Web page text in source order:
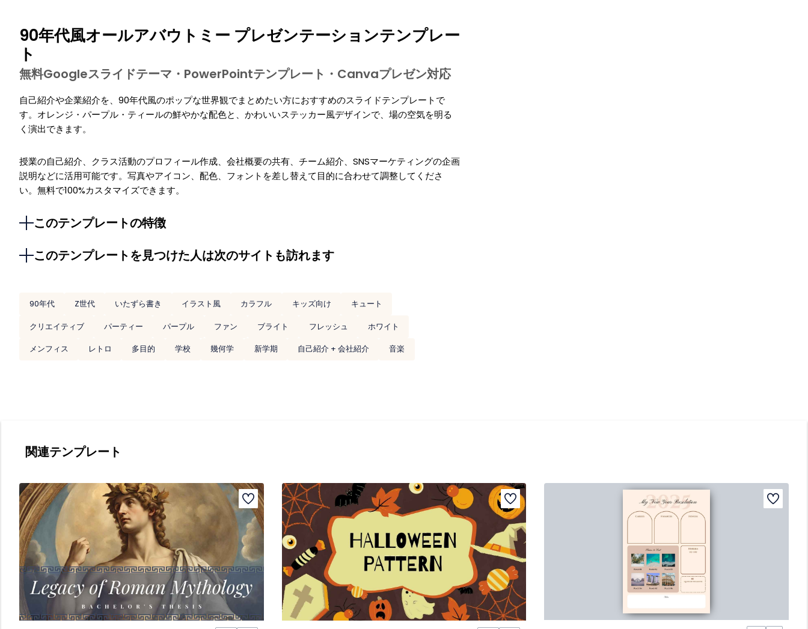
90年代風オールアバウトミー プレゼンテーションテンプレー
ト
無料Googleスライドテーマ・PowerPointテンプレート・Canvaプレゼン対応
自己紹介や企業紹介を、90年代風のポップな世界観でまとめたい方におすすめのスライドテンプレートで
す。オレンジ・パープル・ティールの鮮やかな配色と、かわいいステッカー風デザインで、場の空気を明る
く演出できます。
授業の自己紹介、クラス活動のプロフィール作成、会社概要の共有、チーム紹介、SNSマーケティングの企画
説明などに活用可能です。写真やアイコン、配色、フォントを差し替えて目的に合わせて調整してくださ
い。無料で100%カスタマイズできます。
このテンプレートの特徴
このテンプレートを見つけた人は次のサイトも訪れます
90年代 Z世代 いたずら書き イラスト風 カラフル キッズ向け
キュート
クリエイティブ
パーティー パープル ファン ブライト フレッシュ
ホワイト
メンフィス
レトロ 多目的 学校 幾何学 新学期 自己紹介 + 会社紹介 音楽
関連テンプレート